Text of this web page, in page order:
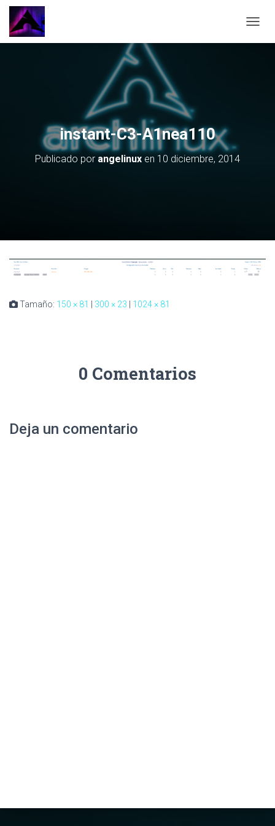
instant-C3-A1nea110
Publicado por angelinux en 10 diciembre, 2014
Tamaño: 150 × 81 300 × 23 1024 × 81
0 Comentarios
Deja un comentario